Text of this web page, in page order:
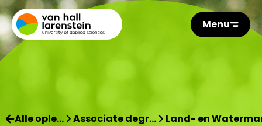
Menu
Alle ople… Associate degr… Land- en